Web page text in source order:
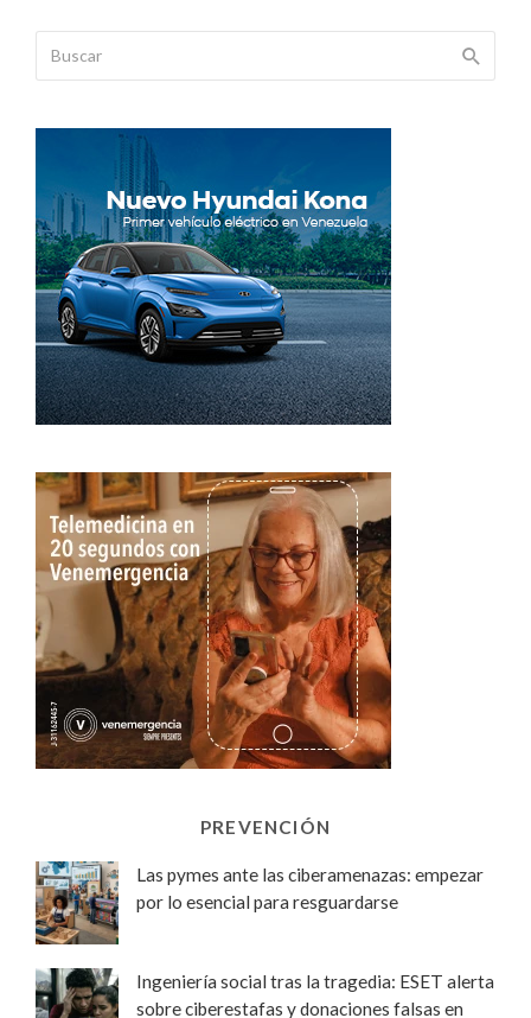
PREVENCIÓN
Las pymes ante las ciberamenazas: empezar
por lo esencial para resguardarse
Ingeniería social tras la tragedia: ESET alerta
sobre ciberestafas y donaciones falsas en